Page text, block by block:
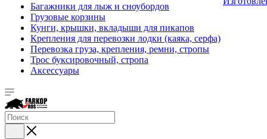
Багажники для лыж и сноубордов
Грузовые корзины
Кунги, крышки, вкладыши для пикапов
Крепления для перевозки лодки (каяка, серфа)
Перевозка груза, крепления, ремни, стропы
Трос буксировочный, стропа
Аксессуары